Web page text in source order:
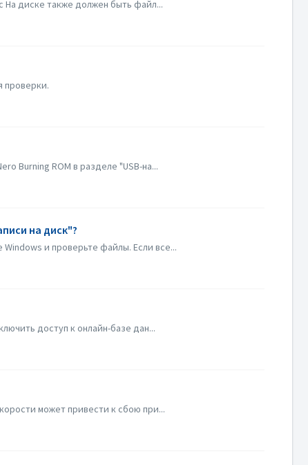
На диске также должен быть файл...
проверки.
Burning ROM в разделе "USB-на...
на диск"?
и проверьте файлы. Если все...
доступ к онлайн-базе дан...
может привести к сбою при...